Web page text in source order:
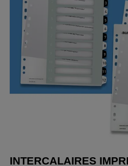
INTERCALAIRES